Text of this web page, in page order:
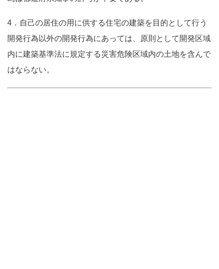
4．自己の居住の用に供する住宅の建築を目的として行う
開発行為以外の開発行為にあっては、原則として開発区域
内に建築基準法に規定する災害危険区域内の土地を含んで
はならない。